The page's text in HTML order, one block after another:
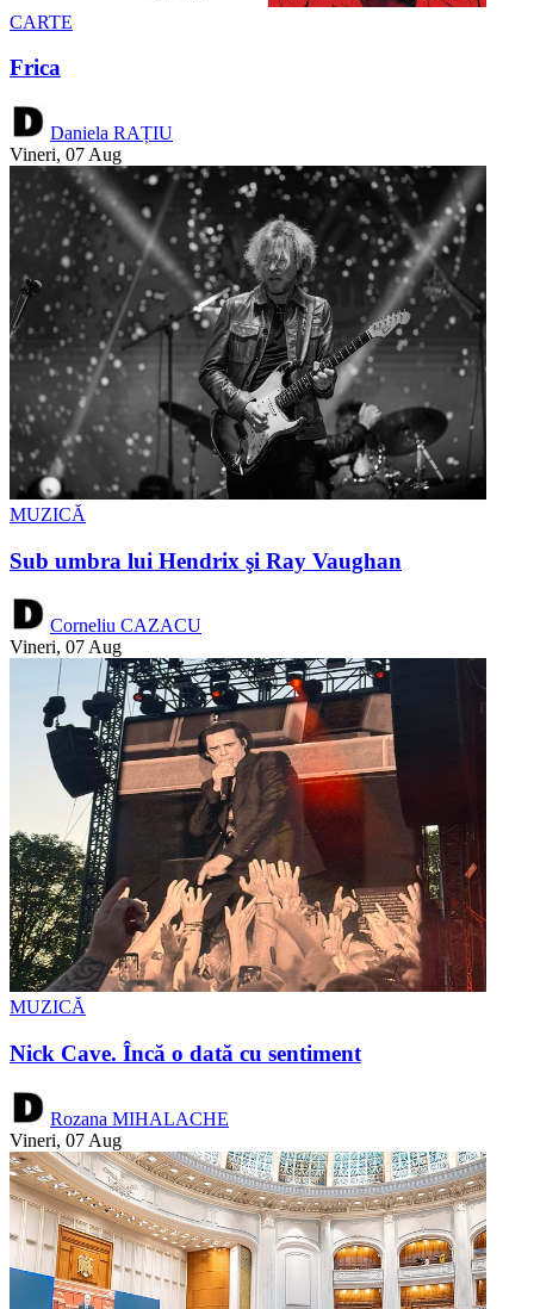
CARTE
Frica
Daniela RAȚIU
Vineri, 07 Aug
MUZICĂ
Sub umbra lui Hendrix şi Ray Vaughan
Corneliu CAZACU
Vineri, 07 Aug
MUZICĂ
Nick Cave. Încă o dată cu sentiment
Rozana MIHALACHE
Vineri, 07 Aug